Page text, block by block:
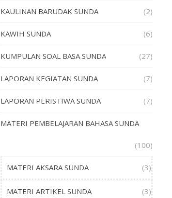
KAULINAN BARUDAK SUNDA (2)
KAWIH SUNDA (6)
KUMPULAN SOAL BASA SUNDA (27)
LAPORAN KEGIATAN SUNDA (7)
LAPORAN PERISTIWA SUNDA (7)
MATERI PEMBELAJARAN BAHASA SUNDA
(100)
MATERI AKSARA SUNDA (3)
MATERI ARTIKEL SUNDA (3)